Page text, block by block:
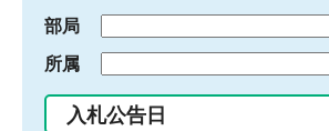
部局
所属
入札公告日